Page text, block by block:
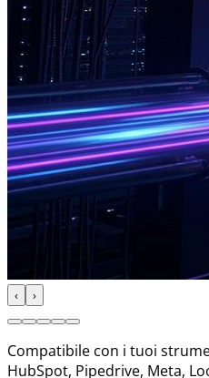
‹ ›
Compatibile con i tuoi
HubSpot, Pipedrive, Meta,